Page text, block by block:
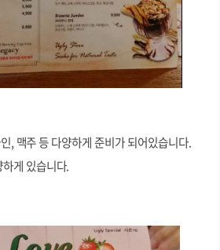
, 맥주 등 다양하게 준비가 되어있습니다.
게 있습니다.